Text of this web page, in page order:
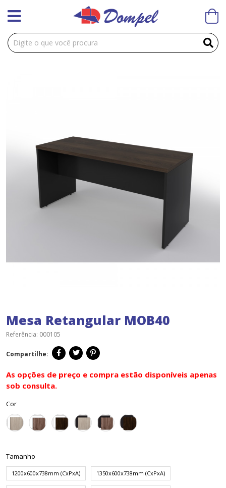
Mesa Retangular MOB40
Referência: 000105
Compartilhe:
As opções de preço e compra estão disponíveis apenas
sob consulta.
Cor
Tamanho
1200x600x738mm (CxPxA) 1350x600x738mm (CxPxA)